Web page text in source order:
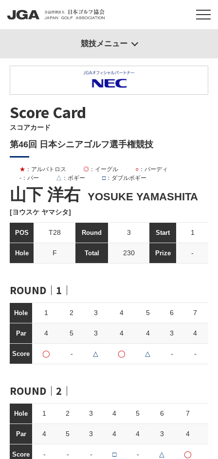
Score Card
スコアカード
第46回 日本シニアゴルフ選手権競技
山下 洋右 YOSUKE YAMASHITA
[ヨウスケ ヤマシタ]
★ ：アルバトロス ◎ ：イーグル ○ ：バーディ
- ：パー △ ：ボギー □：ダブルボギー
POS T28 Round 3 Start 1
Hole F Total 230 Prize -
ROUND｜1｜
Hole 1 2 3 4 5 6 7
Par 4 5 3 4 4 3 4
Score ◯ - △ ◯ △ - -
ROUND｜2｜
Hole 1 2 3 4 5 6 7
Par 4 5 3 4 4 3 4
Score - - - □ - △ ◯
競技メニュー